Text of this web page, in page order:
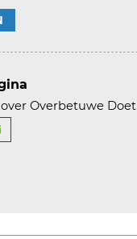
Overbetuwe Doet